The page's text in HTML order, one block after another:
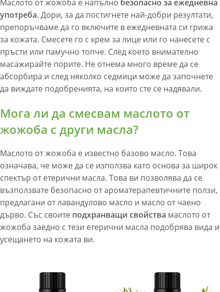
Маслото от жожоба е напълно безопасно за ежедневна
употреба. Дори, за да постигнете най-добри резултати,
препоръчваме да го включите в ежедневната си грижа
за кожата. Смесете го с крем за лице или го нанесете с
пръсти или памучно топче. След което внимателно
масажирайте порите. Не отнема много време да се
абсорбира и след няколко седмици може да започнете
да виждате подобренията, на които сте се надявали.
Мога ли да смесвам маслото от
жожоба с други масла?
Маслото от жожоба е известно базово масло. Това
означава, че може да се използва като основа за широк
спектър от етерични масла. Това ви позволява да се
възползвате безопасно от ароматерапевтичните ползи,
предлагани от лавандулово масло и масло от чаено
дърво. Със своите подхранващи свойства маслото от
жожоба заедно с тези етерични масла подобрява вида и
усещането на кожата ви.